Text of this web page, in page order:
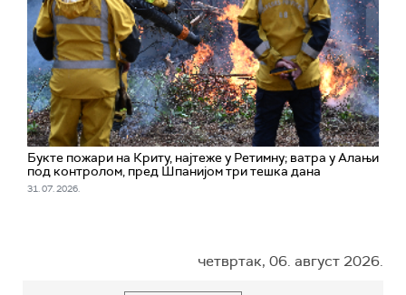
Букте пожари на Криту, најтеже у Ретимну; ватра у Алањи
под контролом, пред Шпанијом три тешка дана
31. 07. 2026.
четвртак, 06. август 2026.